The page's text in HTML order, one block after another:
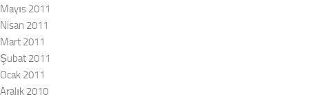
Mayıs 2011
Nisan 2011
Mart 2011
Şubat 2011
Ocak 2011
Aralık 2010